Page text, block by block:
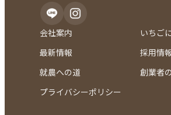
会社案内
いちご
最新情報
採用情
就農への道
創業者
プライバシーポリシー